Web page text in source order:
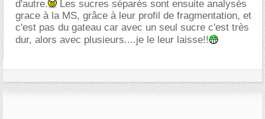
d'autre.
Les sucres séparés sont ensuite analysés
grace à la MS, grâce à leur profil de fragmentation, et
c'est pas du gateau car avec un seul sucre c'est très
dur, alors avec plusieurs....je le leur laisse!!